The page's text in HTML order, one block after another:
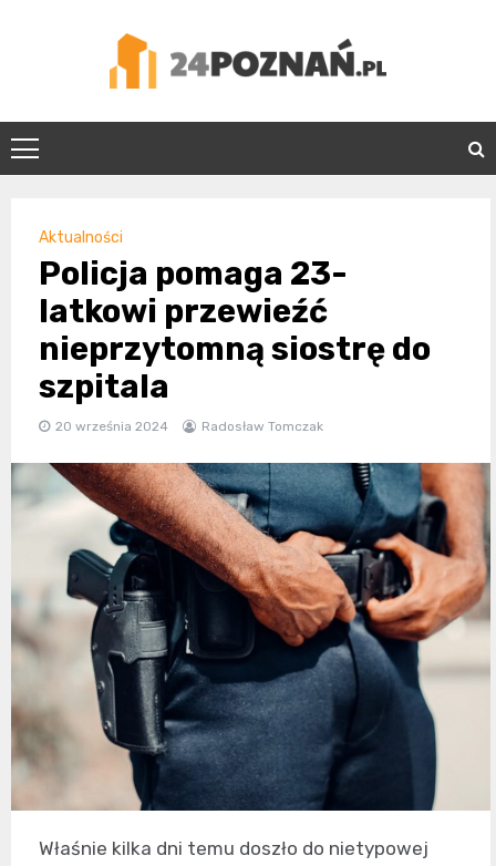
24Poznań.pl
Aktualności
Policja pomaga 23-
latkowi przewieźć
nieprzytomną siostrę do
szpitala
20 września 2024 Radosław Tomczak
Właśnie kilka dni temu doszło do nietypowej